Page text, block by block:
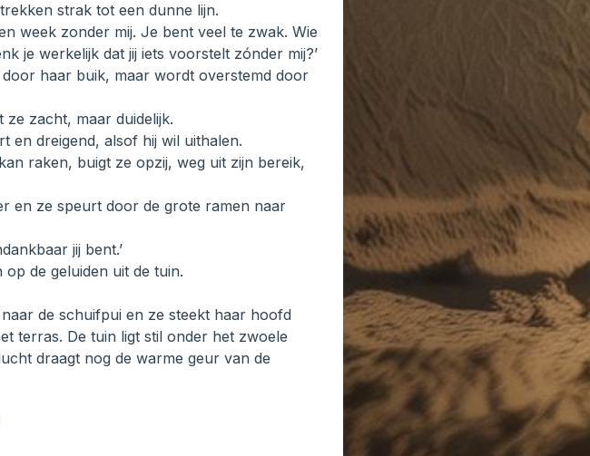
strak tot een dunne lijn.
week zonder mij. Je bent veel te zwak. Wie
je werkelijk dat jij iets voorstelt zónder mij?’
haar buik, maar wordt overstemd door
ze zacht, maar duidelijk.
en dreigend, alsof hij wil uithalen.
raken, buigt ze opzij, weg uit zijn bereik,
en ze speurt door de grote ramen naar
jij bent.’
de geluiden uit de tuin.
de schuifpui en ze steekt haar hoofd
terras. De tuin ligt stil onder het zwoele
draagt nog de warme geur van de